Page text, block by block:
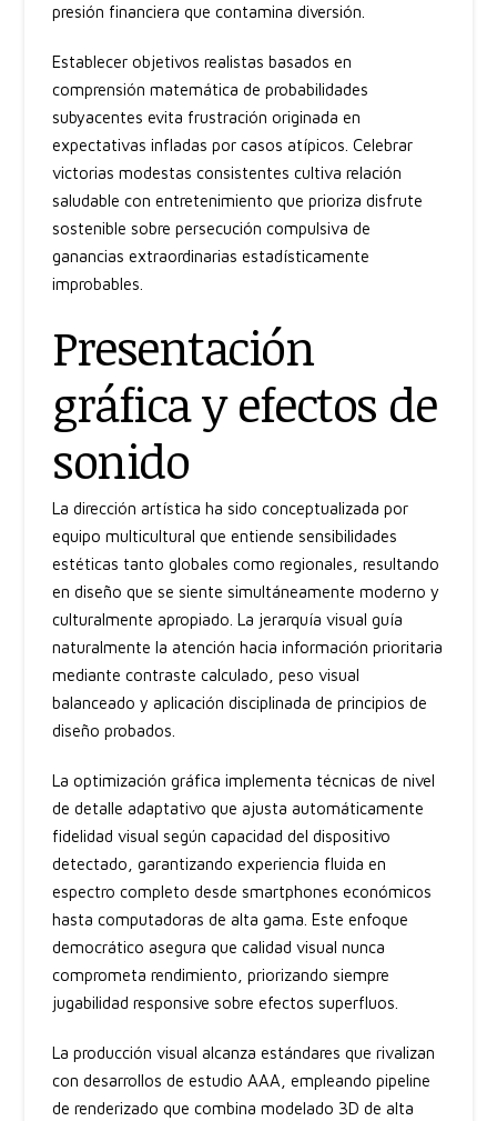
presión financiera que contamina diversión.
Establecer objetivos realistas basados en
comprensión matemática de probabilidades
subyacentes evita frustración originada en
expectativas infladas por casos atípicos. Celebrar
victorias modestas consistentes cultiva relación
saludable con entretenimiento que prioriza disfrute
sostenible sobre persecución compulsiva de
ganancias extraordinarias estadísticamente
improbables.
Presentación
gráfica y efectos de
sonido
La dirección artística ha sido conceptualizada por
equipo multicultural que entiende sensibilidades
estéticas tanto globales como regionales, resultando
en diseño que se siente simultáneamente moderno y
culturalmente apropiado. La jerarquía visual guía
naturalmente la atención hacia información prioritaria
mediante contraste calculado, peso visual
balanceado y aplicación disciplinada de principios de
diseño probados.
La optimización gráfica implementa técnicas de nivel
de detalle adaptativo que ajusta automáticamente
fidelidad visual según capacidad del dispositivo
detectado, garantizando experiencia fluida en
espectro completo desde smartphones económicos
hasta computadoras de alta gama. Este enfoque
democrático asegura que calidad visual nunca
comprometa rendimiento, priorizando siempre
jugabilidad responsive sobre efectos superfluos.
La producción visual alcanza estándares que rivalizan
con desarrollos de estudio AAA, empleando pipeline
de renderizado que combina modelado 3D de alta